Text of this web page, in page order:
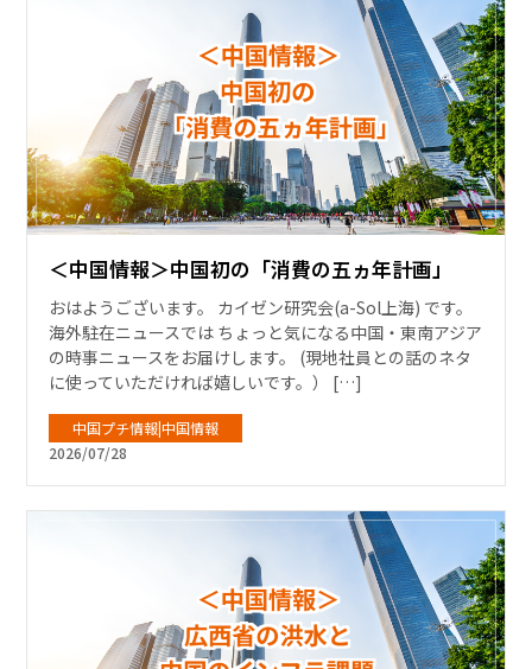
＜中国情報＞中国初の「消費の五ヵ年計画」
おはようございます。 カイゼン研究会(a-Sol上海) です。
海外駐在ニュースでは ちょっと気になる中国・東南アジア
の時事ニュースをお届けします。 (現地社員との話のネタ
に使っていただければ嬉しいです。） […]
中国プチ情報|中国情報
2026/07/28